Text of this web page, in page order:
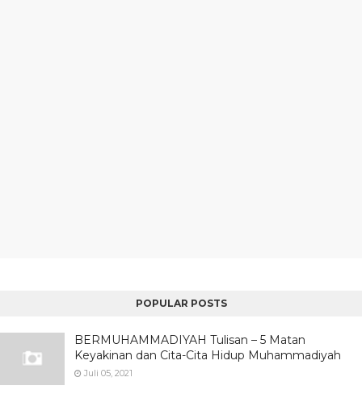
POPULAR POSTS
BERMUHAMMADIYAH Tulisan – 5 Matan
Keyakinan dan Cita-Cita Hidup Muhammadiyah
Juli 05, 2021